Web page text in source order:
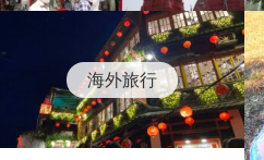
海外旅行